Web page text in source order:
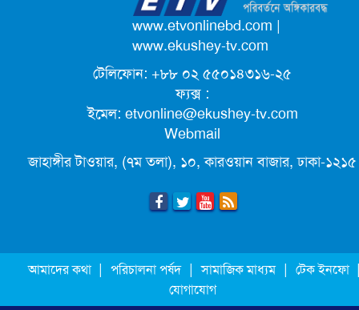
পদোন্নতি পেয়ে সচিব হলেন ২ কর্মকর্তা
লিগ্যাল এইডের মাধ্যমে সন্তান ফিরে পেল
সেই কিশোরী মা জুঁই
জেট ফুয়েলের দাম কমলো লিটারে ১৯ টাকা
মূল্যস্ফীতি কমে জুনে ৯ দশমিক ১৬ শতাংশ
ছুটিতে গিয়ে না ফিরলে ৩ বছরের নিষেধাজ্ঞা,
নতুন নিয়ম সৌদির
www.etvonlinebd.com |
www.ekushey-tv.com
টেলিফোন: +৮৮ ০২ ৫৫০১৪৩১৬-২৫
ফ্যক্স :
ইমেল: etvonline@ekushey-tv.com
Webmail
জাহাঙ্গীর টাওয়ার, (৭ম তলা), ১০, কারওয়ান বাজার, ঢাকা-১২১৫
আমাদের কথা | পরিচালনা পর্ষদ | সামাজিক মাধ্যম | টেক ইনফো
যোগাযোগ